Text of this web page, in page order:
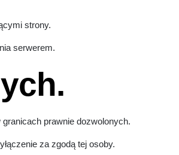
strony.
serwerem.
prawnie dozwolonych.
za zgodą tej osoby.